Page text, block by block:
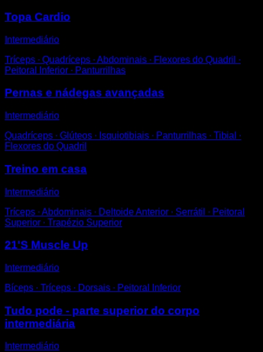
Topa Cardio
Intermediário
Tríceps ∙ Quadríceps ∙ Abdominais ∙ Flexores do Quadril ∙
Peitoral Inferior ∙ Panturrilhas
Pernas e nádegas avançadas
Intermediário
Quadríceps ∙ Glúteos ∙ Isquiotibiais ∙ Panturrilhas ∙ Tibial ∙
Flexores do Quadril
Treino em casa
Intermediário
Tríceps ∙ Abdominais ∙ Deltoide Anterior ∙ Serrátil ∙ Peitoral
Superior ∙ Trapézio Superior
21'S Muscle Up
Intermediário
Bíceps ∙ Tríceps ∙ Dorsais ∙ Peitoral Inferior
Tudo pode - parte superior do corpo
intermediária
Intermediário